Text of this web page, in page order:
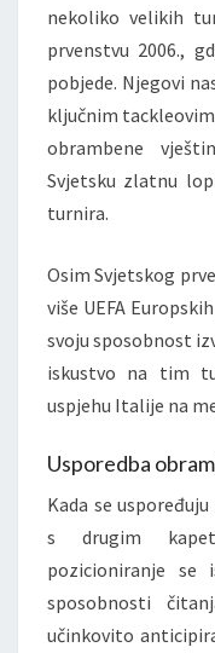
nekoliko velikih
prvenstvu 2006.,
pobjede. Njegovi
ključnim
obrambene
Svjetsku zlatnu
turnira.
Osim Svjetskog
više UEFA
svoju sposobnost
iskustvo na tim
uspjehu Italije na
Usporedba
Kada se
s drugim
pozicioniranje
sposobnosti
učinkovito